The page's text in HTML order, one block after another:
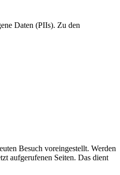
Daten (PIIs). Zu den
Besuch voreingestellt. Werden
aufgerufenen Seiten. Das dient